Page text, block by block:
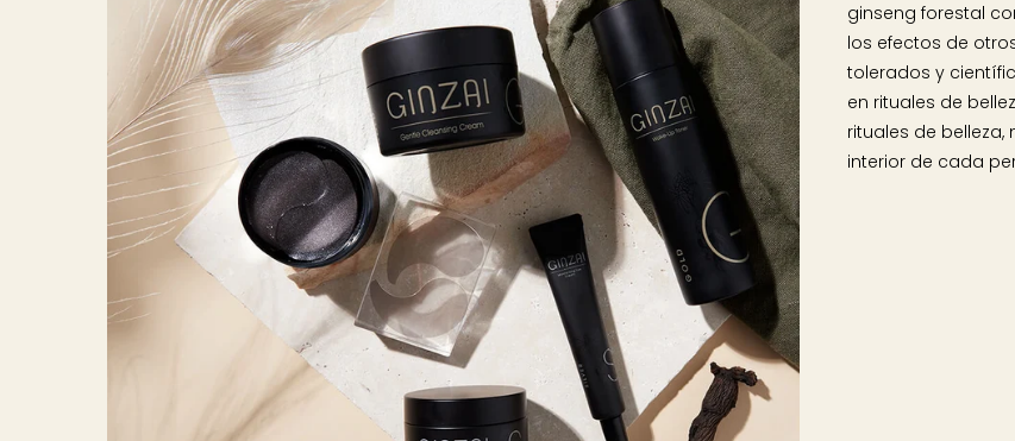
ginseng forestal
los efectos de
tolerados y
en rituales de
rituales de
interior de cada